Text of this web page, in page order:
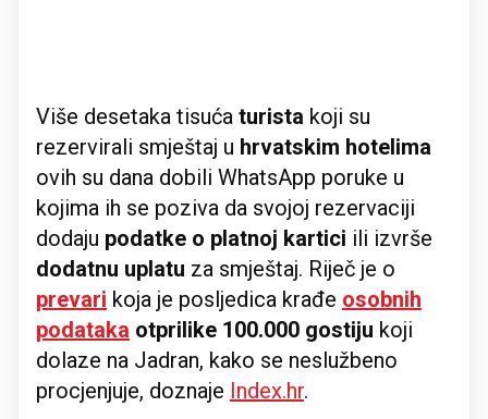
Više desetaka tisuća turista koji su
rezervirali smještaj u hrvatskim hotelima
ovih su dana dobili WhatsApp poruke u
kojima ih se poziva da svojoj rezervaciji
dodaju podatke o platnoj kartici ili izvrše
dodatnu uplatu za smještaj. Riječ je o
prevari koja je posljedica krađe osobnih
podataka otprilike 100.000 gostiju koji
dolaze na Jadran, kako se neslužbeno
procjenjuje, doznaje Index.hr.